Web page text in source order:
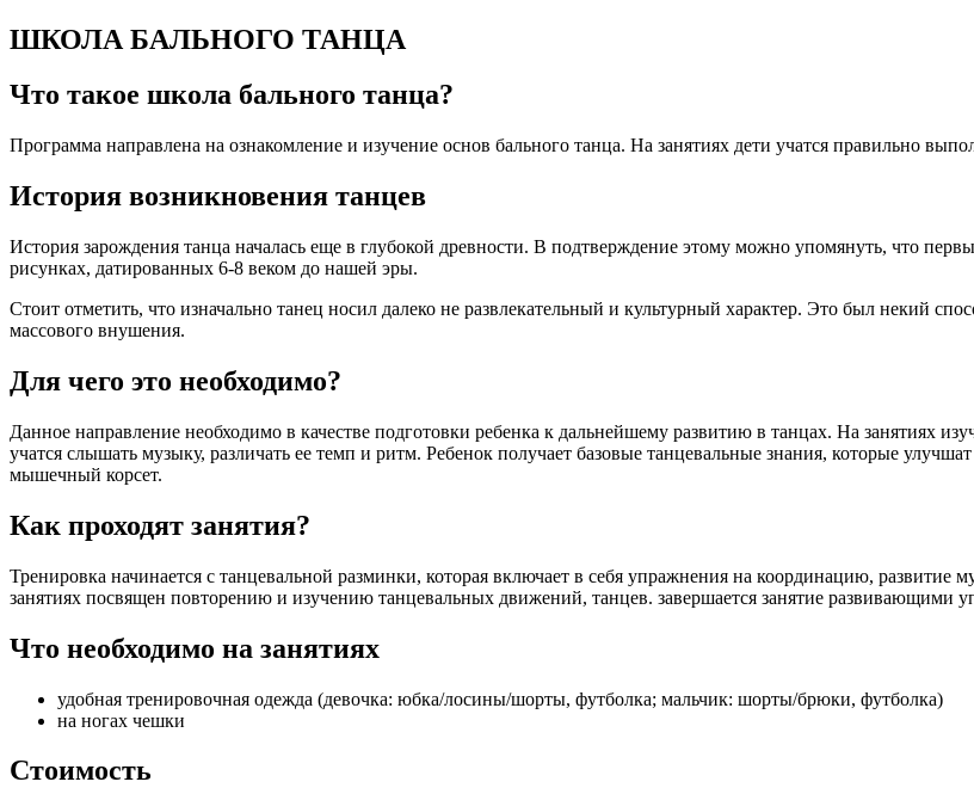
ШКОЛА БАЛЬНОГО ТАНЦА
Что такое школа бального танца?
Программа направлена на ознакомление и изучение основ бального танца. На занятиях дети учатся правильно
История возникновения танцев
История зарождения танца началась еще в глубокой древности. В подтверждение этому можно упомянуть, что
рисунках, датированных 6-8 веком до нашей эры.
Стоит отметить, что изначально танец носил далеко не развлекательный и культурный характер. Это был некий
массового внушения.
Для чего это необходимо?
Данное направление необходимо в качестве подготовки ребенка к дальнейшему развитию в танцах. На занятиях
учатся слышать музыку, различать ее темп и ритм. Ребенок получает базовые танцевальные знания, которые
мышечный корсет.
Как проходят занятия?
Тренировка начинается с танцевальной разминки, которая включает в себя упражнения на координацию, развитие
занятиях посвящен повторению и изучению танцевальных движений, танцев. завершается занятие развивающими
Что необходимо на занятиях
удобная тренировочная одежда (девочка: юбка/лосины/шорты, футболка; мальчик: шорты/брюки, футболка)
на ногах чешки
Стоимость